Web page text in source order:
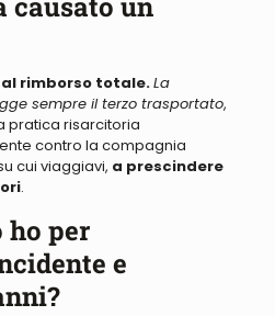
rimborso totale.La
sempre il terzo trasportato,
pratica risarcitoria
contro la compagnia
cui viaggiavi, a prescindere
.
ho per
e